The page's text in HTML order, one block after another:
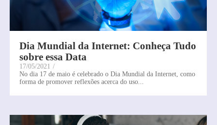
Dia Mundial da Internet: Conheça Tudo
sobre essa Data
17/05/2021 /
No dia 17 de maio é celebrado o Dia Mundial da Internet, como
forma de promover reflexões acerca do uso...